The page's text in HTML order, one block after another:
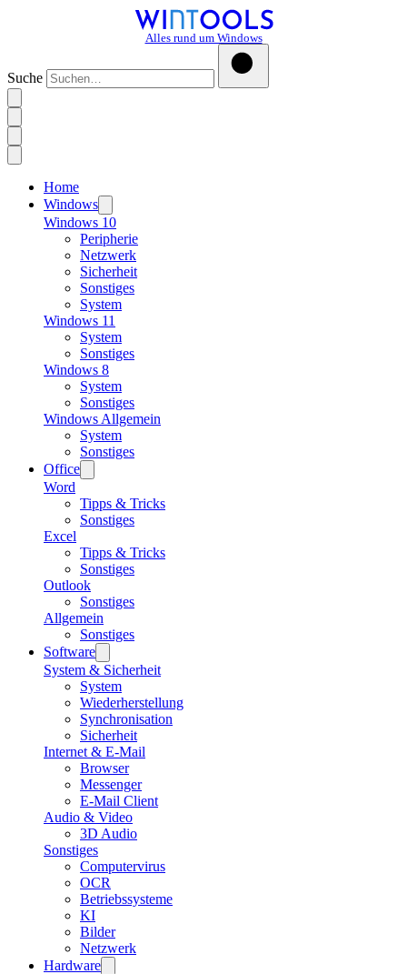
Alles rund um Windows
Suche
Home
Windows
Windows 10
Peripherie
Netzwerk
Sicherheit
Sonstiges
System
Windows 11
System
Sonstiges
Windows 8
System
Sonstiges
Windows Allgemein
System
Sonstiges
Office
Word
Tipps & Tricks
Sonstiges
Excel
Tipps & Tricks
Sonstiges
Outlook
Sonstiges
Allgemein
Sonstiges
Software
System & Sicherheit
System
Wiederherstellung
Synchronisation
Sicherheit
Internet & E-Mail
Browser
Messenger
E-Mail Client
Audio & Video
3D Audio
Sonstiges
Computervirus
OCR
Betriebssysteme
KI
Bilder
Netzwerk
Hardware